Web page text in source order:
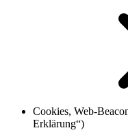
Cookies, Web-
Erklärung“)